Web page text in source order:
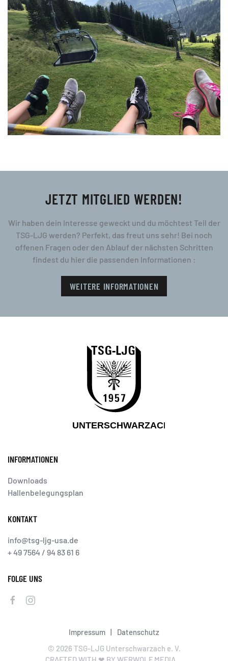
VERGÖSSERN
JETZT MITGLIED WERDEN!
Wir haben dein Interesse geweckt und du möchtest Teil der
TSG-LJG werden? Perfekt, das freut uns sehr! Bei noch
offenen Fragen oder den Ablauf der nächsten Schritten
findest du hier die passenden Informationen :
WEITERE INFORMATIONEN
INFORMATIONEN
Downloads
Hallenbelegungsplan
KONTAKT
info@tsg-ljg-usa.de
+ 49 7564 / 94 83 61 6
FOLGE UNS
Impressum |
Datenschutz
© 2026 TSG-LJG Unterschwarzach e. V.